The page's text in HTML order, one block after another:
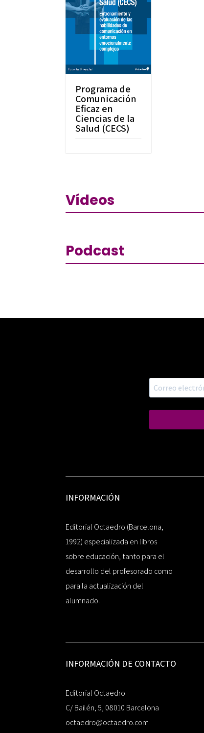
Programa de
Comunicación
Eficaz en
Ciencias de la
Salud (CECS)
Vídeos
Podcast
INFORMACIÓN
Editorial Octaedro (Barcelona,
1992) especializada en libros
sobre educación, tanto para el
desarrollo del profesorado como
para la actualización del
alumnado.
INFORMACIÓN DE CONTACTO
Editorial Octaedro
C/ Bailén, 5, 08010 Barcelona
octaedro@octaedro.com